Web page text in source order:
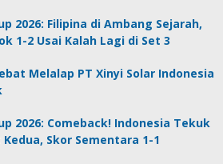
2026: Filipina di Ambang Sejarah,
1-2 Usai Kalah Lagi di Set 3
Melalap PT Xinyi Solar Indonesia
2026: Comeback! Indonesia Tekuk
Skor Sementara 1-1